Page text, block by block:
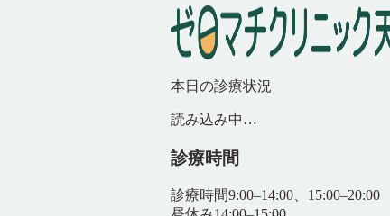
本日の診療状況
読み込み中…
診療時間
診療時間9:00–14:00、15:00–20:00